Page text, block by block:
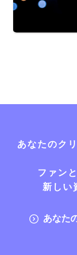
あなたのク
ファン
新しい
あなた